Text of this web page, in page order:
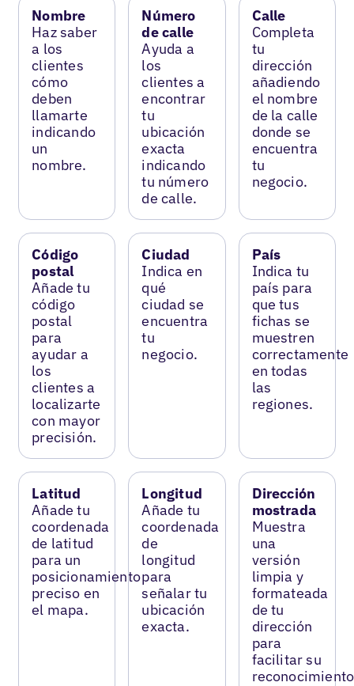
Nombre
Haz saber
a los
clientes
cómo
deben
llamarte
indicando
un
nombre.
Número
de calle
Ayuda a
los
clientes a
encontrar
tu
ubicación
exacta
indicando
tu número
de calle.
Calle
Completa
tu
dirección
añadiendo
el nombre
de la calle
donde se
encuentra
tu
negocio.
Código
postal
Añade tu
código
postal
para
ayudar a
los
clientes a
localizarte
con mayor
precisión.
Ciudad
Indica en
qué
ciudad se
encuentra
tu
negocio.
País
Indica tu
país para
que tus
fichas se
muestren
correctamente
en todas
las
regiones.
Latitud
Añade tu
coordenada
de latitud
para un
posicionamiento
preciso en
el mapa.
Longitud
Añade tu
coordenada
de
longitud
para
señalar tu
ubicación
exacta.
Dirección
mostrada
Muestra
una
versión
limpia y
formateada
de tu
dirección
para
facilitar su